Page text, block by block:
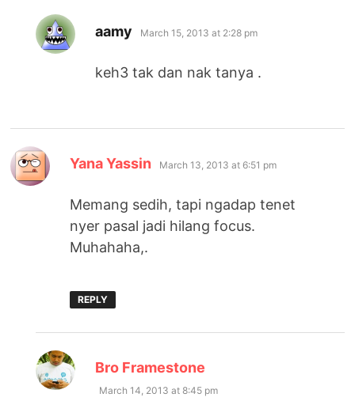
aamy says:
March 15, 2013 at 2:28 pm
keh3 tak dan nak tanya .
Yana Yassin says:
March 13, 2013 at 6:51 pm
Memang sedih, tapi ngadap tenet
nyer pasal jadi hilang focus.
Muhahaha,.
REPLY
Bro Framestone
March 14, 2013 at 8:45 pm